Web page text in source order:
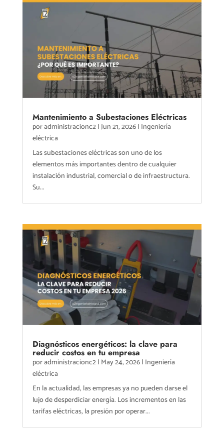
Mantenimiento a Subestaciones Eléctricas
poradministracionc2|Jun 21, 2026| Ingeniería
eléctrica
Las subestaciones eléctricas son uno de los
elementos más importantes dentro de cualquier
instalación industrial, comercial o de infraestructura.
Su...
Diagnósticos energéticos: la clave para
reducir costos en tu empresa
poradministracionc2| May 24, 2026| Ingeniería
eléctrica
En la actualidad, las empresas ya no pueden darse el
lujo de desperdiciar energía. Los incrementos en las
tarifas eléctricas, la presión por operar...